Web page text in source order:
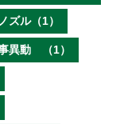
ノズル（1）
異動 （1）